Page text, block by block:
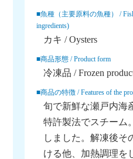
■魚種（主要原料の魚種） /
ingredients)
カキ / Oysters
■商品形態 / Product form
冷凍品 / Frozen
■商品の特徴 / Features of the
旬で新鮮な瀬戸内海
特許製法でスチーム
しました。解凍後そ
ける他、加熱調理を